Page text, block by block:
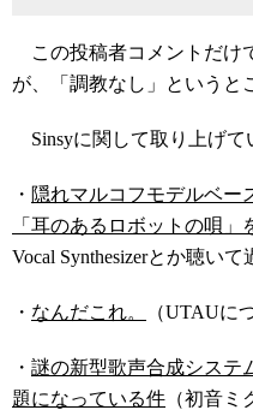
この投稿者コメントだけ
が、「調教なし」というと
Sinsyに関して取り上げて
・ 隠れマルコフモデルベー
「耳のあるロボットの唄」
Vocal Synthesizerとか聴いて
・ なんだこれ。 （UTAUに
・ 謎の新型歌声合成システ
題になっている件 （初音ミ